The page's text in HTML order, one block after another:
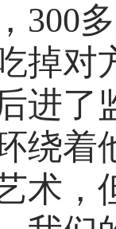
300
掉对
进了
绕着
术，